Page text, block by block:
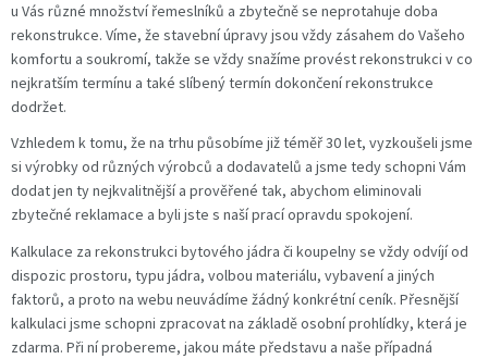
u Vás různé množství řemeslníků a zbytečně se neprotahuje doba
rekonstrukce. Víme, že stavební úpravy jsou vždy zásahem do Vašeho
komfortu a soukromí, takže se vždy snažíme provést rekonstrukci v co
nejkratším termínu a také slíbený termín dokončení rekonstrukce
dodržet.
Vzhledem k tomu, že na trhu působíme již téměř 30 let, vyzkoušeli jsme
si výrobky od různých výrobců a dodavatelů a jsme tedy schopni Vám
dodat jen ty nejkvalitnější a prověřené tak, abychom eliminovali
zbytečné reklamace a byli jste s naší prací opravdu spokojení.
Kalkulace za rekonstrukci bytového jádra či koupelny se vždy odvíjí od
dispozic prostoru, typu jádra, volbou materiálu, vybavení a jiných
faktorů, a proto na webu neuvádíme žádný konkrétní ceník. Přesnější
kalkulaci jsme schopni zpracovat na základě osobní prohlídky, která je
zdarma. Při ní probereme, jakou máte představu a naše případná